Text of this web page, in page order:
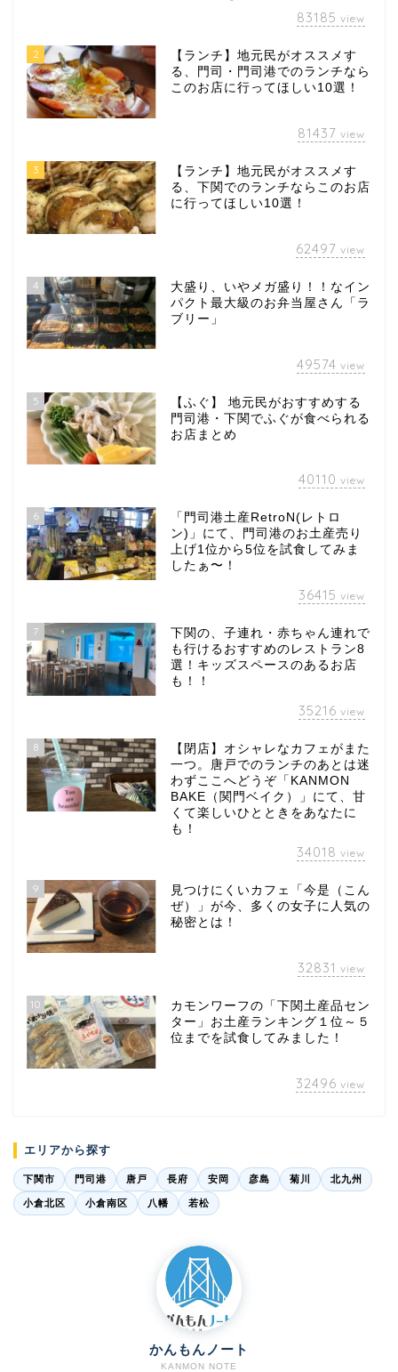
83185 view
2
【ランチ】地元民がオススメす
る、門司・門司港でのランチなら
このお店に行ってほしい10選！
81437 view
3
【ランチ】地元民がオススメす
る、下関でのランチならこのお店
に行ってほしい10選！
62497 view
4
大盛り、いやメガ盛り！！なイン
パクト最大級のお弁当屋さん「ラ
ブリー」
49574 view
5
【ふぐ】 地元民がおすすめする
門司港・下関でふぐが食べられる
お店まとめ
40110 view
6
「門司港土産RetroN(レトロ
ン)」にて、門司港のお土産売り
上げ1位から5位を試食してみま
したぁ〜！
36415 view
7
下関の、子連れ・赤ちゃん連れで
も行けるおすすめのレストラン8
選！キッズスペースのあるお店
も！！
35216 view
8
【閉店】オシャレなカフェがまた
一つ。唐戸でのランチのあとは迷
わずここへどうぞ「KANMON
BAKE（関門ベイク）」にて、甘
くて楽しいひとときをあなたに
も！
34018 view
9
見つけにくいカフェ「今是（こん
ぜ）」が今、多くの女子に人気の
秘密とは！
32831 view
10
カモンワーフの「下関土産品セン
ター」お土産ランキング１位～５
位までを試食してみました！
32496 view
エリアから探す
下関市 門司港 唐戸 長府 安岡 彦島 菊川 北九州
小倉北区 小倉南区 八幡 若松
かんもんノート
KANMON NOTE